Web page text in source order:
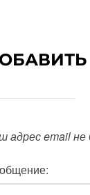
адрес email не